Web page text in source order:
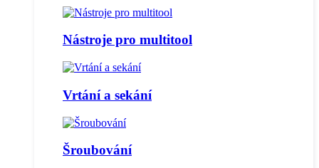
Nástroje pro multitool
Vrtání a sekání
Šroubování